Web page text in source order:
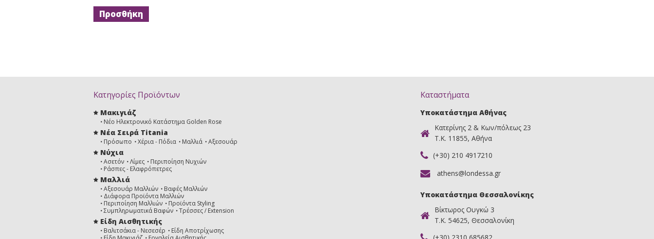
Κατηγορίες Προϊόντων
Μακιγιάζ
Νέο Ηλεκτρονικό Κατάστημα Golden Rose
Νέα Σειρά Titania
Πρόσωπο Χέρια - Πόδια Μαλλιά Αξεσουάρ
Νύχια
Ασετόν Λίμες
Περιποίηση Νυχιών
Ράσπες - Ελαφρόπετρες
Μαλλιά
Αξεσουάρ Μαλλιών
Βαφές Μαλλιών
Διάφορα Προϊόντα Μαλλιών
Περιποίηση Μαλλιών
Προϊόντα Styling
Συμπληρωματικά Βαφών
Τρέσσες / Extension
Είδη Αισθητικής
Βαλιτσάκια - Νεσεσέρ
Είδη Αποτρίχωσης
Καταστήματα
Υποκατάστημα Αθήνας
Κατερίνης 2 & Κων/πόλεως 23
Τ.Κ. 11855, Αθήνα
(+30) 210 4917210
athens@londessa.gr
Υποκατάστημα Θεσσαλονίκης
Βίκτωρος Ουγκώ 3
Τ.Κ. 54625, Θεσσαλονίκη
(+30) 2310 685682